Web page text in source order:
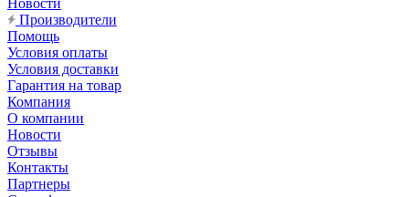
Новости
Производители
Помощь
Условия оплаты
Условия доставки
Гарантия на товар
Компания
О компании
Новости
Отзывы
Контакты
Партнеры